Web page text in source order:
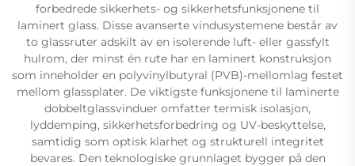
forbedrede sikkerhets- og sikkerhetsfunksjonene til
laminert glass. Disse avanserte vindusystemene består av
to glassruter adskilt av en isolerende luft- eller gassfylt
hulrom, der minst én rute har en laminert konstruksjon
som inneholder en polyvinylbutyral (PVB)-mellomlag festet
mellom glassplater. De viktigste funksjonene til laminerte
dobbeltglassvinduer omfatter termisk isolasjon,
lyddemping, sikkerhetsforbedring og UV-beskyttelse,
samtidig som optisk klarhet og strukturell integritet
bevares. Den teknologiske grunnlaget bygger på den